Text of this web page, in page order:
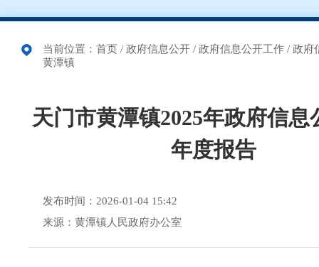
当前位置： 首页 / 政府信息公开 / 政府信息公开工作 / 政府
黄潭镇
天门市黄潭镇2025年政府信息
年度报告
发布时间：2026-01-04 15:42
来源：黄潭镇人民政府办公室